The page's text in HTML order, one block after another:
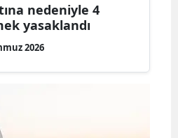
nedeniyle 4
yasaklandı
2026